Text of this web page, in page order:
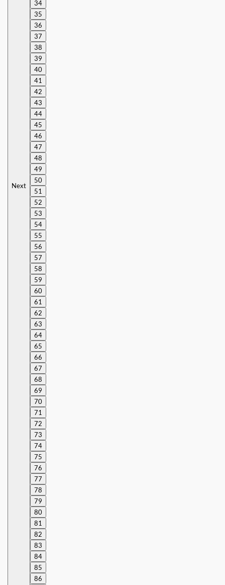
Next
34
35
36
37
38
39
40
41
42
43
44
45
46
47
48
49
50
51
52
53
54
55
56
57
58
59
60
61
62
63
64
65
66
67
68
69
70
71
72
73
74
75
76
77
78
79
80
81
82
83
84
85
86